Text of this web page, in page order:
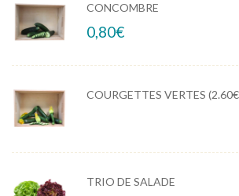
CONCOMBRE
0,80€
COURGETTES VERTES
TRIO DE SALADE